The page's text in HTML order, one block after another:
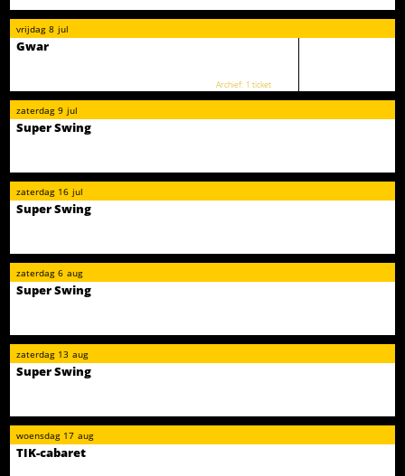
vrijdag 8 jul
Gwar
1 ticket
zaterdag 9 jul
Super Swing
zaterdag 16 jul
Super Swing
zaterdag 6 aug
Super Swing
zaterdag 13 aug
Super Swing
woensdag 17 aug
TIK-cabaret